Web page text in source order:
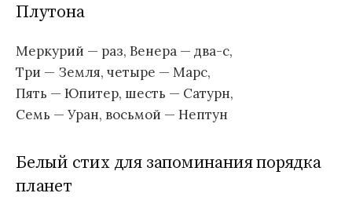
Плутона
Меркурий — раз, Венера — два-с,
Три — Земля, четыре — Марс,
Пять — Юпитер, шесть — Сатурн,
Семь — Уран, восьмой — Нептун
Белый стих для запоминания порядка
планет